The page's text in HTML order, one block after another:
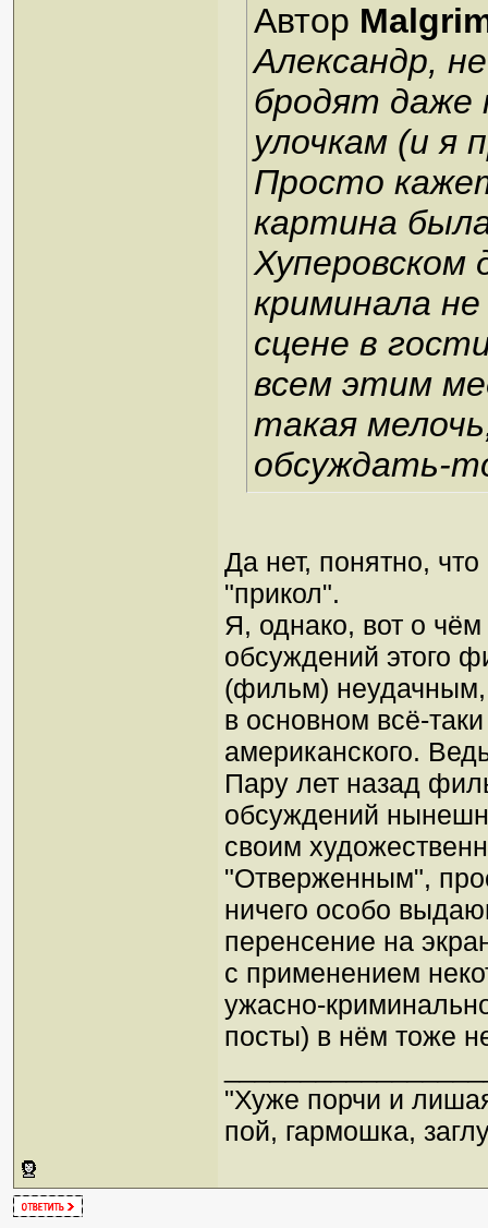
Автор
Александр,
бродят даже
улочкам (и я
Просто
картина
Хуперовском
криминала
сцене в
всем этим
такая
обсуждать-
Да нет, понятно,
"прикол".
Я, однако, вот о
обсуждений этого
(фильм) неудачным,
в основном всё-
американского.
Пару лет назад
обсуждений
своим
"Отверженным",
ничего особо
перенсение на
с применением
ужасно-
посты) в нём тоже
"Хуже порчи и
пой, гармошка,